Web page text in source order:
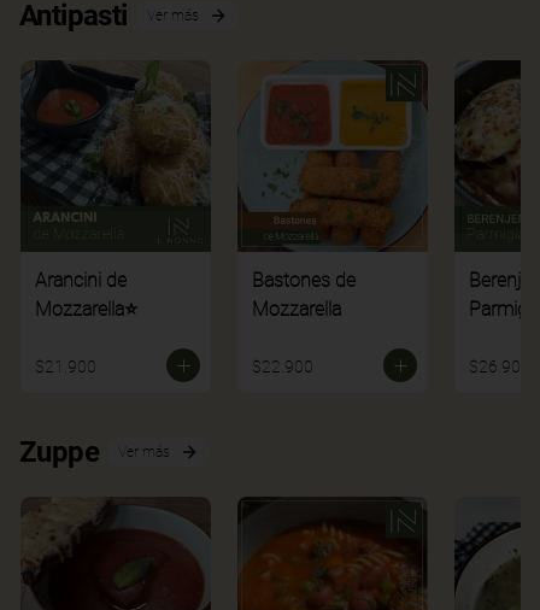
Antipasti Ver más
Arancini de
Mozzarella⭐
$21.900
Bastones de
Mozzarella
$22.900 $26.900
Zuppe Ver más